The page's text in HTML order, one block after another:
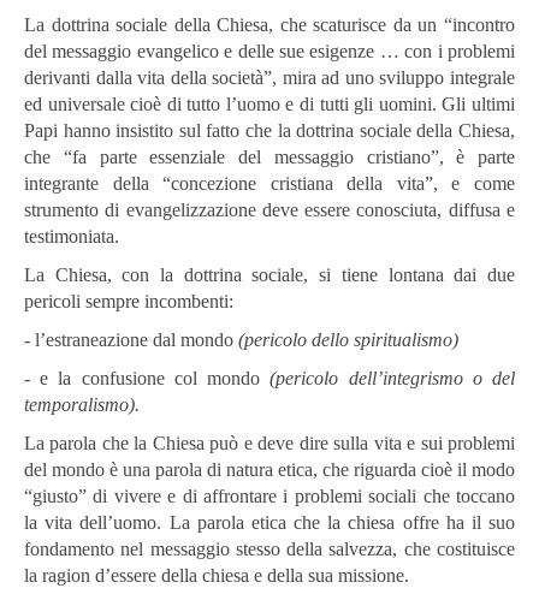
La dottrina sociale della Chiesa, che scaturisce da un “incontro
del messaggio evangelico e delle sue esigenze … con i problemi
derivanti dalla vita della società”, mira ad uno sviluppo integrale
ed universale cioè di tutto l’uomo e di tutti gli uomini. Gli ultimi
Papi hanno insistito sul fatto che la dottrina sociale della Chiesa,
che “fa parte essenziale del messaggio cristiano”, è parte
integrante della “concezione cristiana della vita”, e come
strumento di evangelizzazione deve essere conosciuta, diffusa e
testimoniata.
La Chiesa, con la dottrina sociale, si tiene lontana dai due
pericoli sempre incombenti:
- l’estraneazione dal mondo (pericolo dello spiritualismo)
- e la confusione col mondo(pericolo dell’integrismo o del
temporalismo).
La parola che la Chiesa può e deve dire sulla vita e sui problemi
del mondo è una parola di natura etica, che riguarda cioè il modo
“giusto” di vivere e di affrontare i problemi sociali che toccano
la vita dell’uomo. La parola etica che la chiesa offre ha il suo
fondamento nel messaggio stesso della salvezza, che costituisce
la ragion d’essere della chiesa e della sua missione.